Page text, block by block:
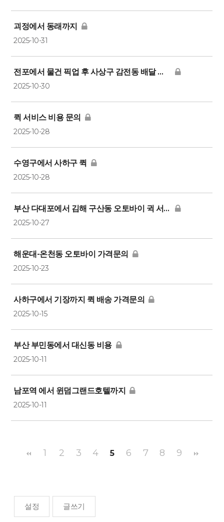
괴정에서 동래까지
2025-10-31
전포에서 물건 픽업 후 사상구 감전동 배달 비용 문의
2025-10-30
퀵 서비스 비용 문의
2025-10-28
수영구에서 사하구 퀵
2025-10-28
부산 다대포에서 김해 구산동 오토바이 귁 서비스 가격
2025-10-27
해운대-온천동 오토바이 가격문의
2025-10-23
사하구에서 기장까지 퀵 배송 가격문의
2025-10-15
부산 부민동에서 대신동 비용
2025-10-11
남포역 에서 윈덤그랜드호텔까지
2025-10-11
1 2 3 4 5 6 7 8 9
설정 글쓰기